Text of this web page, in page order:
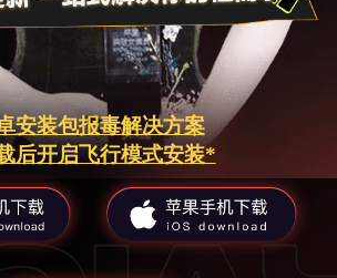
安装包报毒解决方案
后开启飞行模式安装*